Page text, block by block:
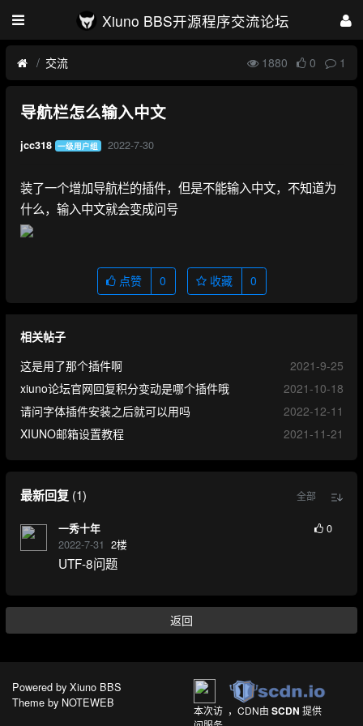
Xiuno BBS开源程序交流论坛
交流 1880 0 1
导航栏怎么输入中文
jcc318 一级用户组 2022-7-30
装了一个增加导航栏的插件，但是不能输入中文，不知道为
什么，输入中文就会变成问号
点赞 0 收藏 0
相关帖子
这是用了那个插件啊
2021-9-25
xiuno论坛官网回复积分变动是哪个插件哦
2021-10-18
请问字体插件安装之后就可以用吗
2022-12-11
XIUNO邮箱设置教程
2021-11-21
最新回复(1) 全部
一秀十年
2022-7-31 2楼
0
UTF-8问题
返回
Powered by Xiuno BBS
Theme by NOTEWEB
本次访 ，CDN由SCDN 提供